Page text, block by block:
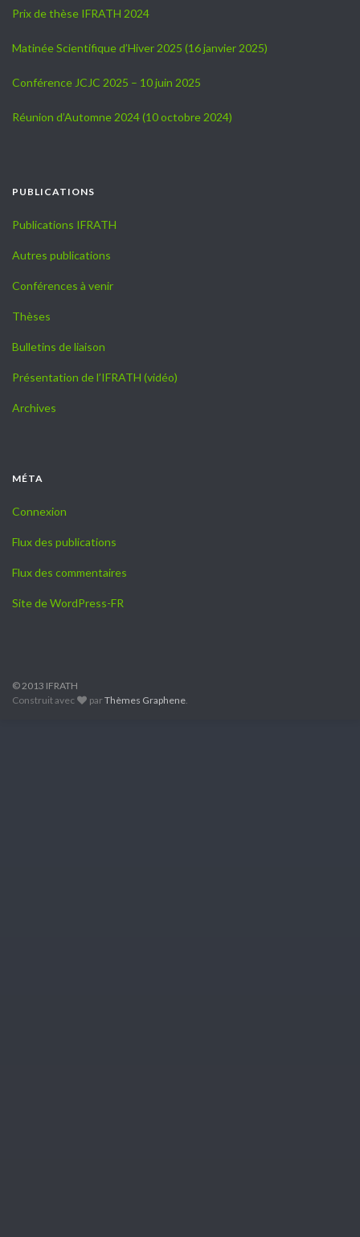
Prix de thèse IFRATH 2024
Matinée Scientifique d’Hiver 2025 (16 janvier 2025)
Conférence JCJC 2025 – 10 juin 2025
Réunion d’Automne 2024 (10 octobre 2024)
PUBLICATIONS
Publications IFRATH
Autres publications
Conférences à venir
Thèses
Bulletins de liaison
Présentation de l’IFRATH (vidéo)
Archives
MÉTA
Connexion
Flux des publications
Flux des commentaires
Site de WordPress-FR
© 2013 IFRATH
Construit avec
parThèmes Graphene.